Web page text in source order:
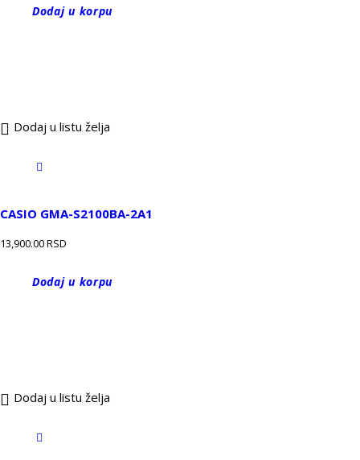
Dodaj u korpu
Dodaj u listu želja
CASIO GMA-S2100BA-2A1
13,900.00RSD
Dodaj u korpu
Dodaj u listu želja